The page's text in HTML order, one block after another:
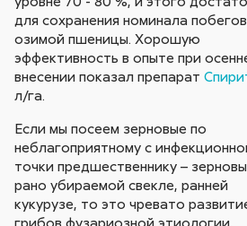
для сохранения номинала побегов
озимой пшеницы. Хорошую
эффективность в опыте при
внесении показал препарат
л/га.
Если мы посеем зерновые по
неблагоприятному с
точки предшественнику –
рано убираемой свекле, ранней
кукурузе, то это чревато
грибов фузариозной этиологии,